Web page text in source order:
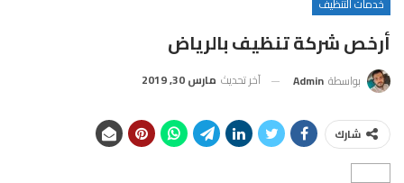
خدمات التنظيف
أرخص شركة تنظيف بالرياض
بواسطة Admin آخر تحديث مارس 30, 2019
شارك